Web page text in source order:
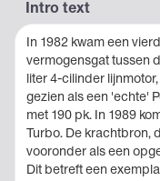
Intro text
In 1982 kwam een
vermogensgat tussen
liter 4-cilinder
gezien als een 'echte'
met 190 pk. In 1989
Turbo. De krachtbron,
vooronder als een
Dit betreft een